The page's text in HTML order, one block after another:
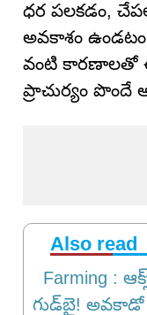
ధర పలకడం,
అవకాశం
వంటి కారణాలతో
ప్రాచుర్యం పొందే
Also read
Farming :
గుడ్‌బై! అవకాడో